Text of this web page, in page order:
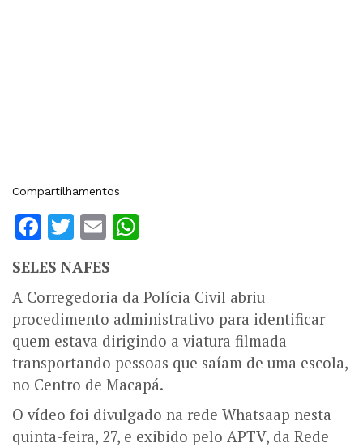
Compartilhamentos
Facebook
Twitter
Email
SELES NAFES
A Corregedoria da Polícia Civil abriu
procedimento administrativo para identificar
quem estava dirigindo a viatura filmada
transportando pessoas que saíam de uma escola,
no Centro de Macapá.
O vídeo foi divulgado na rede Whatsaap nesta
quinta-feira, 27, e exibido pelo APTV, da Rede